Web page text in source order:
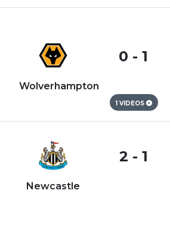
Wolverhampton
0 - 1
1 VIDEOS
Newcastle
2 - 1